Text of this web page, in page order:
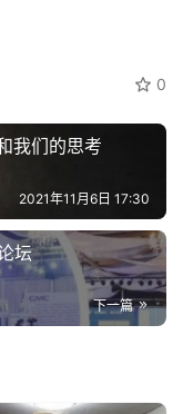
0
我们的思考
2021年11月6日 17:30
坛
下一篇